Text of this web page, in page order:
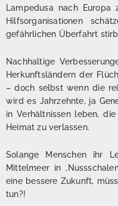
Lampedusa nach
Hilfsorganisationen
gefährlichen Überfahrt
Nachhaltige
Herkunftsländern der
– doch selbst wenn die
wird es Jahrzehnte, ja
in Verhältnissen leben,
Heimat zu verlassen.
Solange Menschen ihr
Mittelmeer in
eine bessere Zukunft,
tun?!